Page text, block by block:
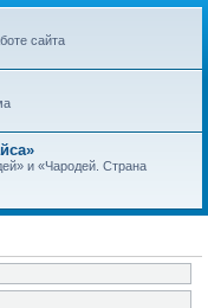
сайта
и «Чародей. Страна